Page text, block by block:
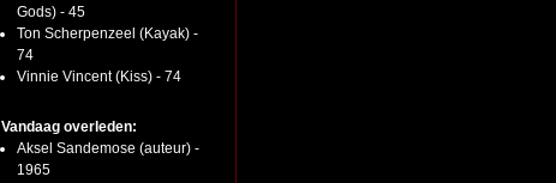
Gods) - 45
Ton Scherpenzeel (Kayak) -
74
Vinnie Vincent (Kiss) - 74
Vandaag overleden:
Aksel Sandemose (auteur) -
1965